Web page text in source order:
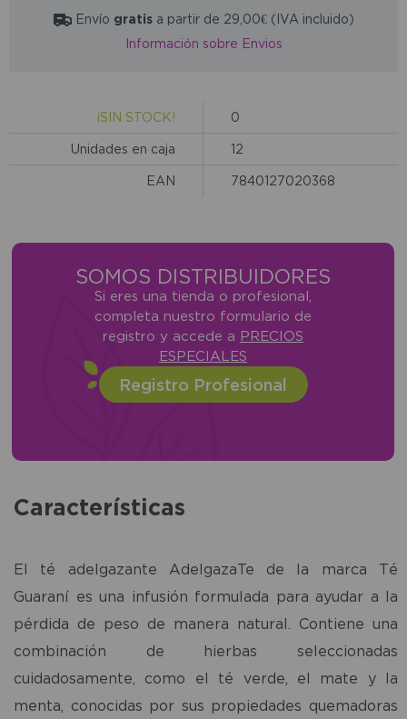
Envío gratisa partir de 29,00€ (IVA incluido)
Información sobre Envios
¡SIN STOCK! 0
Unidades en caja 12
EAN 7840127020368
SOMOS DISTRIBUIDORES
Si eres una tienda o profesional,
completa nuestro formulario de
registro y accede a PRECIOS
ESPECIALES
Registro Profesional
Características
El té adelgazante AdelgazaTe de la marca Té
Guaraní es una infusión formulada para ayudar a la
pérdida de peso de manera natural. Contiene una
combinación de hierbas seleccionadas
cuidadosamente, como el té verde, el mate y la
menta, conocidas por sus propiedades quemadoras